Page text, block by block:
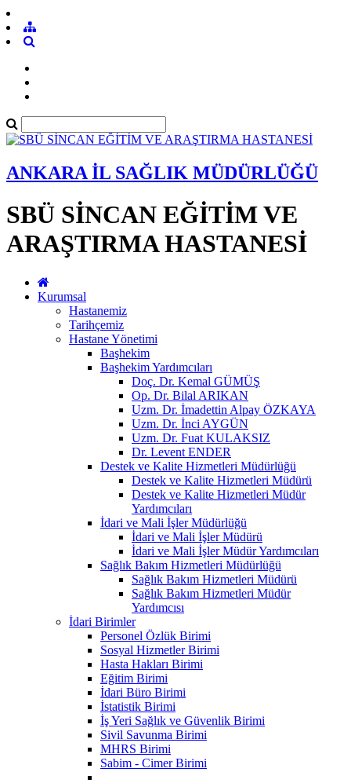
ANKARA İL SAĞLIK MÜDÜRLÜĞÜ
SBÜ SİNCAN EĞİTİM VE
ARAŞTIRMA HASTANESİ
Kurumsal
Hastanemiz
Tarihçemiz
Hastane Yönetimi
Başhekim
Başhekim Yardımcıları
Doç. Dr. Kemal GÜMÜŞ
Op. Dr. Bilal ARIKAN
Uzm. Dr. İmadettin Alpay ÖZKAYA
Uzm. Dr. İnci AYGÜN
Uzm. Dr. Fuat KULAKSIZ
Dr. Levent ENDER
Destek ve Kalite Hizmetleri Müdürlüğü
Destek ve Kalite Hizmetleri Müdürü
Destek ve Kalite Hizmetleri Müdür
Yardımcıları
İdari ve Mali İşler Müdürlüğü
İdari ve Mali İşler Müdürü
İdari ve Mali İşler Müdür Yardımcıları
Sağlık Bakım Hizmetleri Müdürlüğü
Sağlık Bakım Hizmetleri Müdürü
Sağlık Bakım Hizmetleri Müdür
Yardımcısı
İdari Birimler
Personel Özlük Birimi
Sosyal Hizmetler Birimi
Hasta Hakları Birimi
Eğitim Birimi
İdari Büro Birimi
İstatistik Birimi
İş Yeri Sağlık ve Güvenlik Birimi
Sivil Savunma Birimi
MHRS Birimi
Sabim - Cimer Birimi